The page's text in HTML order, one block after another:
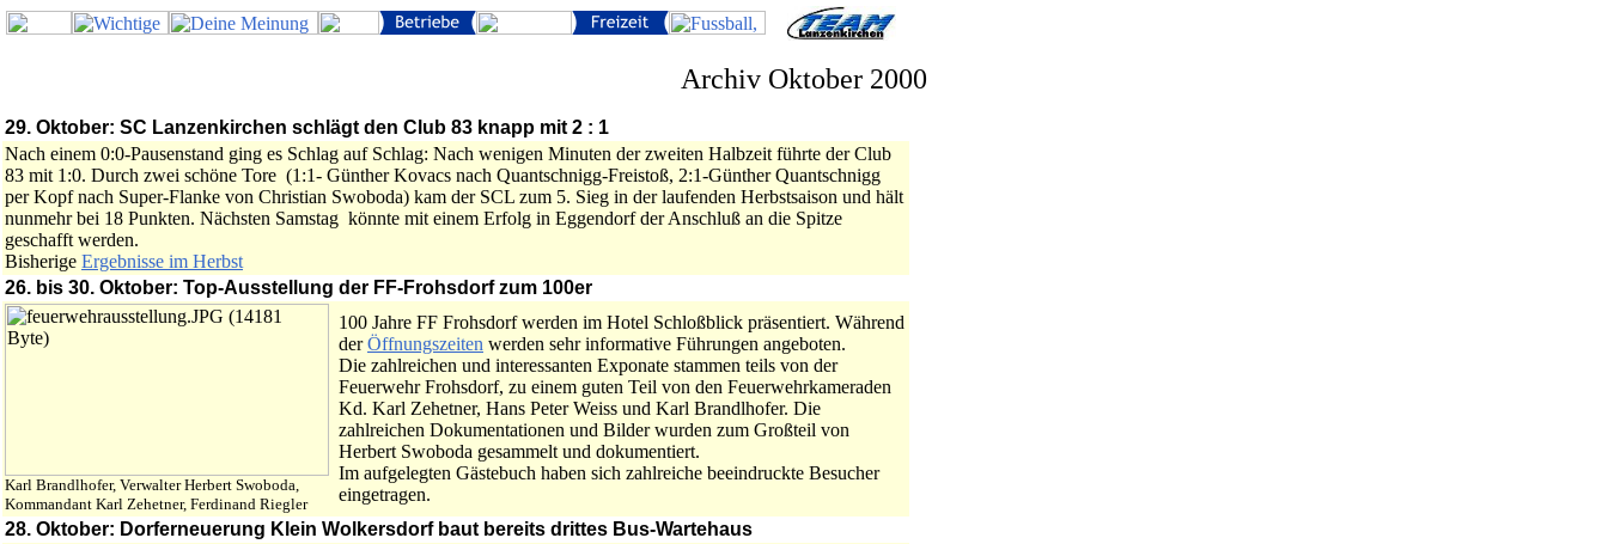
Archiv Oktober 2000
29. Oktober: SC Lanzenkirchen schlägt den Club 83 knapp mit 2 : 1
Nach einem 0:0-Pausenstand ging es Schlag auf Schlag: Nach wenigen Minuten der zweiten Halbzeit führte der Club
83 mit 1:0. Durch zwei schöne Tore (1:1- Günther Kovacs nach Quantschnigg-Freistoß, 2:1-Günther Quantschnigg
per Kopf nach Super-Flanke von Christian Swoboda) kam der SCL zum 5. Sieg in der laufenden Herbstsaison und hält
nunmehr bei 18 Punkten. Nächsten Samstag könnte mit einem Erfolg in Eggendorf der Anschluß an die Spitze
geschafft werden.
Bisherige Ergebnisse im Herbst
26. bis 30. Oktober: Top-Ausstellung der FF-Frohsdorf zum 100er
Karl Brandlhofer, Verwalter Herbert Swoboda,
Kommandant Karl Zehetner, Ferdinand Riegler
100 Jahre FF Frohsdorf werden im Hotel Schloßblick präsentiert. Während
derÖffnungszeiten werden sehr informative Führungen angeboten.
Die zahlreichen und interessanten Exponate stammen teils von der
Feuerwehr Frohsdorf, zu einem guten Teil von den Feuerwehrkameraden
Kd. Karl Zehetner, Hans Peter Weiss und Karl Brandlhofer. Die
zahlreichen Dokumentationen und Bilder wurden zum Großteil von
Herbert Swoboda gesammelt und dokumentiert.
Im aufgelegten Gästebuch haben sich zahlreiche beeindruckte Besucher
eingetragen.
28. Oktober: Dorferneuerung Klein Wolkersdorf baut bereits drittes Bus-Wartehaus